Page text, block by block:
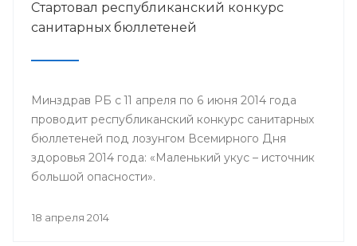
Стартовал республиканский конкурс
санитарных бюллетеней
Минздрав РБ с 11 апреля по 6 июня 2014 года
проводит республиканский конкурс санитарных
бюллетеней под лозунгом Всемирного Дня
здоровья 2014 года: «Маленький укус – источник
большой опасности».
18 апреля 2014